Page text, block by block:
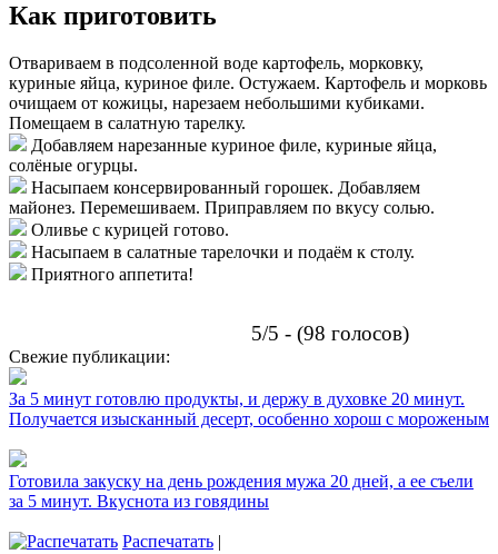
Как приготовить
Отвариваем в подсоленной воде картофель, морковку,
куриные яйца, куриное филе. Остужаем. Картофель и морковь
очищаем от кожицы, нарезаем небольшими кубиками.
Помещаем в салатную тарелку.
Добавляем нарезанные куриное филе, куриные яйца,
солёные огурцы.
Насыпаем консервированный горошек. Добавляем
майонез. Перемешиваем. Приправляем по вкусу солью.
Оливье с курицей готово.
Насыпаем в салатные тарелочки и подаём к столу.
Приятного аппетита!
5/5 - (98 голосов)
Свежие публикации:
За 5 минут готовлю продукты, и держу в духовке 20 минут.
Получается изысканный десерт, особенно хорош с мороженым
Готовила закуску на день рождения мужа 20 дней, а ее съели
за 5 минут. Вкуснота из говядины
Распечатать |